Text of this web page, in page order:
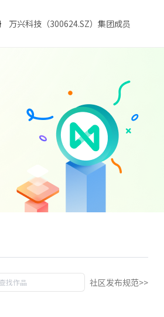
万兴科技（300624.SZ）集团成员
社区发布规范>>